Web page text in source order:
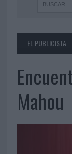
EL PUBLICISTA
Mahou